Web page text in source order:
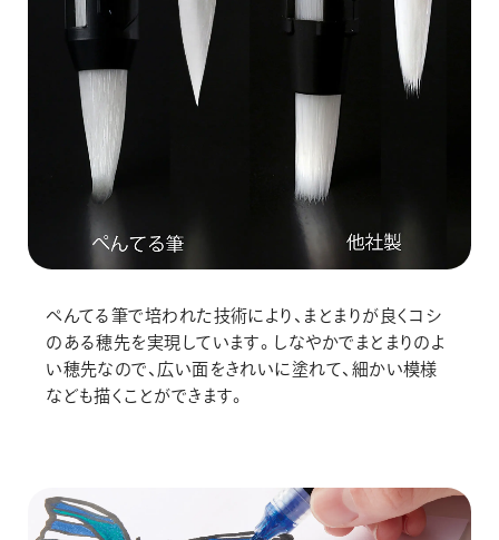
ぺんてる筆で培われた技術により、まとまりが良くコシ
のある穂先を実現しています。しなやかでまとまりのよ
い穂先なので、広い面をきれいに塗れて、細かい模様
なども描くことができます。